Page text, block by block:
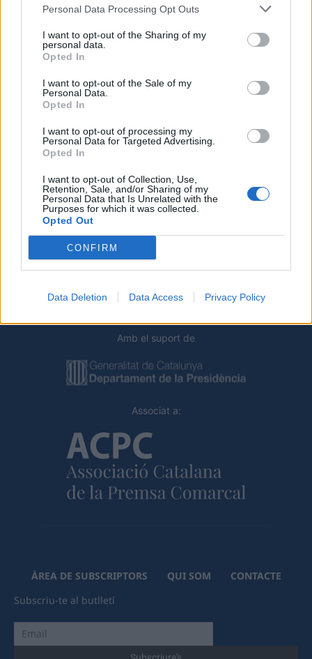
Personal Data Processing Opt Outs
I want to opt-out of the Sharing of my
personal data.
Opted In
I want to opt-out of the Sale of my
Personal Data.
Opted In
I want to opt-out of processing my
Personal Data for Targeted Advertising.
Opted In
I want to opt-out of Collection, Use,
Retention, Sale, and/or Sharing of my
Personal Data that Is Unrelated with the
Purposes for which it was collected.
Opted Out
CONFIRM
Data Deletion Data Access Privacy Policy
recerca sobre l’astre rei en el segon eclipsi
7 d'agost de 2026
de les obres de l’aparcament dels terrenys
de Renfe per les altes temperatures
Amposta recupera les Cases del Castell i
patrimoni, turisme i gastronomia
6 d'agost de 2026
amb més modistes i gairebé 40 peces a
concurs
31 de juliol de 2026
Amb el suport de
Associat a:
ÀREA DE SUBSCRIPTORS QUI SOM
CONTACTE
Subscriu-te al butlletí